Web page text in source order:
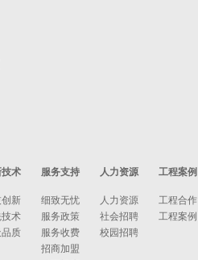
术
新
术
质
服务支持
细致无忧
服务政策
服务收费
招商加盟
人力资源
人力资源
社会招聘
校园招聘
工程案例
工程合作
工程案例